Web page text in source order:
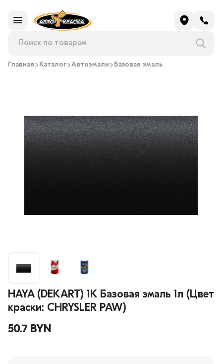
Главная Каталог Автоэмали Базовая эмаль
HAYA (DEKART) 1К Базовая эмаль 1л (Цвет
краски: CHRYSLER PAW)
50.7 BYN